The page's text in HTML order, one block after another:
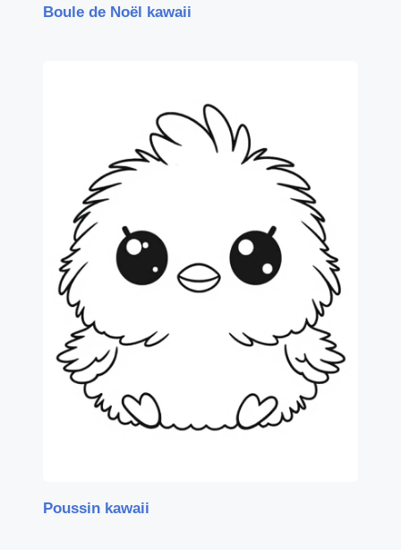
Boule de Noël kawaii
Poussin kawaii